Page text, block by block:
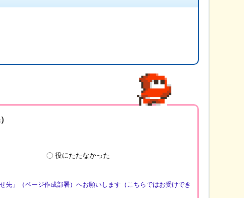
役にたたなかった
先」（ページ作成部署）へお願いします（こちらではお受けでき